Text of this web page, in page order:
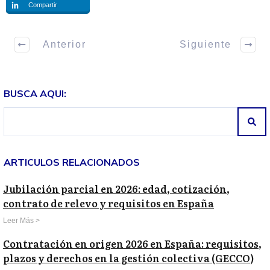
Compartir
Anterior Siguiente
BUSCA AQUI:
ARTICULOS RELACIONADOS
Jubilación parcial en 2026: edad, cotización,
contrato de relevo y requisitos en España
Leer Más >
Contratación en origen 2026 en España: requisitos,
plazos y derechos en la gestión colectiva (GECCO)